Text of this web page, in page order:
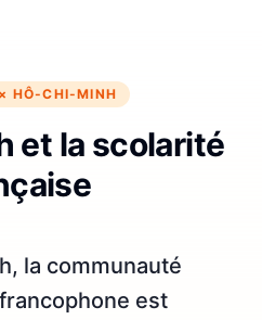
HÔ-CHI-MINH
et la scolarité
la communauté
est